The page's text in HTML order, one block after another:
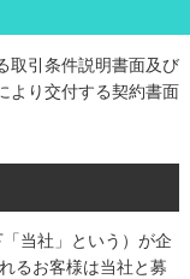
取引条件説明書面及び
より交付する契約書面
当社」という）が企
るお客様は当社と募